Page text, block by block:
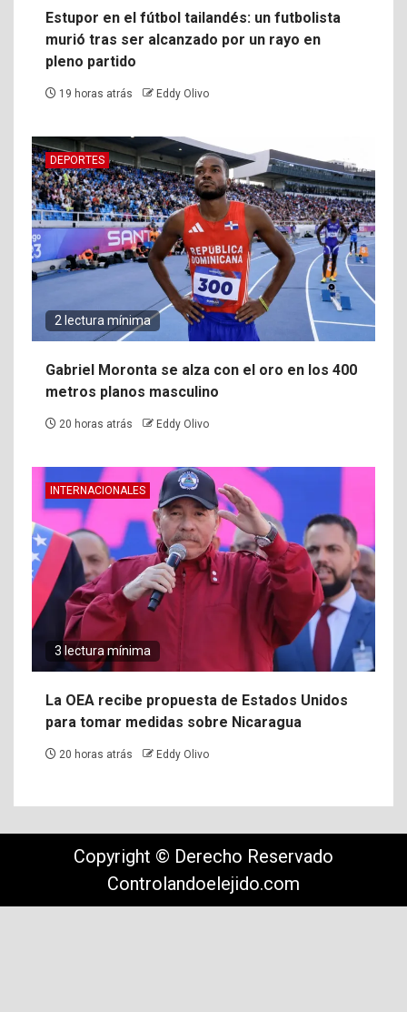
Estupor en el fútbol tailandés: un futbolista
murió tras ser alcanzado por un rayo en
pleno partido
19 horas atrás Eddy Olivo
DEPORTES
2 lectura mínima
Gabriel Moronta se alza con el oro en los 400
metros planos masculino
20 horas atrás Eddy Olivo
INTERNACIONALES
3 lectura mínima
La OEA recibe propuesta de Estados Unidos
para tomar medidas sobre Nicaragua
20 horas atrás Eddy Olivo
Copyright © Derecho Reservado
Controlandoelejido.com